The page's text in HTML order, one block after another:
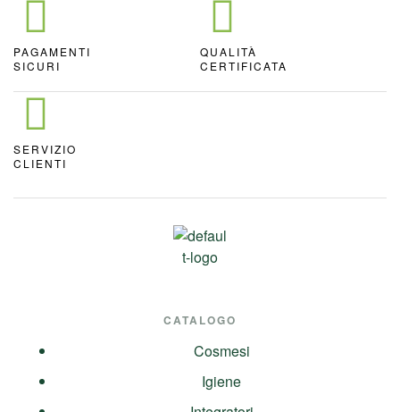
PAGAMENTI
SICURI
QUALITÀ
CERTIFICATA
SERVIZIO
CLIENTI
CATALOGO
Cosmesi
Igiene